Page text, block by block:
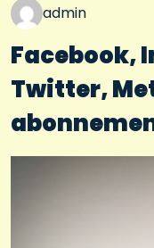
admin
Facebook,
Twitter,